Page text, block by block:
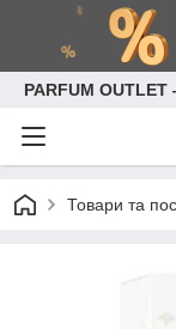
PARFUM
Товари та